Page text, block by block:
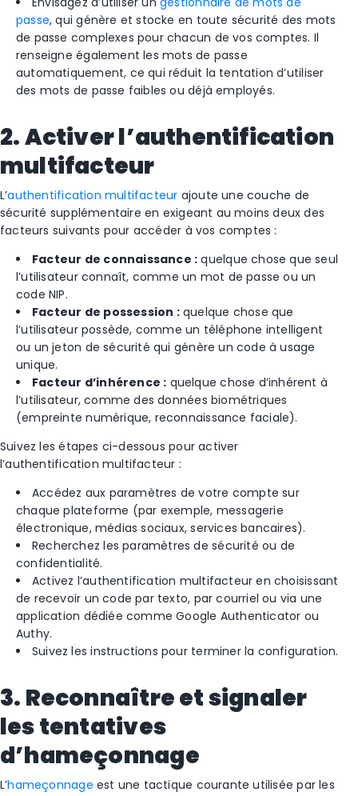
passe, qui génère et stocke en toute sécurité des mots
de passe complexes pour chacun de vos comptes. Il
renseigne également les mots de passe
automatiquement, ce qui réduit la tentation d’utiliser
des mots de passe faibles ou déjà employés.
2. Activer l’authentification
multifacteur
L’authentification multifacteur ajoute une couche de
sécurité supplémentaire en exigeant au moins deux des
facteurs suivants pour accéder à vos comptes :
Facteur de connaissance : quelque chose que seul
l’utilisateur connaît, comme un mot de passe ou un
code NIP.
Facteur de possession :quelque chose que
l’utilisateur possède, comme un téléphone intelligent
ou un jeton de sécurité qui génère un code à usage
unique.
Facteur d’inhérence : quelque chose d’inhérent à
l’utilisateur, comme des données biométriques
(empreinte numérique, reconnaissance faciale).
Suivez les étapes ci-dessous pour activer
l’authentification multifacteur :
Accédez aux paramètres de votre compte sur
chaque plateforme (par exemple, messagerie
électronique, médias sociaux, services bancaires).
Recherchez les paramètres de sécurité ou de
confidentialité.
Activez l’authentification multifacteur en choisissant
de recevoir un code par texto, par courriel ou via une
application dédiée comme Google Authenticator ou
Authy.
Suivez les instructions pour terminer la configuration.
3. Reconnaître et signaler
les tentatives
d’hameçonnage
L’hameçonnage est une tactique courante utilisée par les